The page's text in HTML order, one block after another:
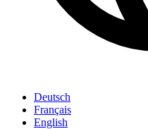
Deutsch
Français
English